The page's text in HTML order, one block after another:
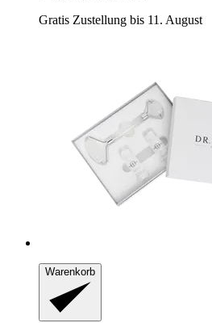
Gratis Zustellung bis 11. August
Warenkorb